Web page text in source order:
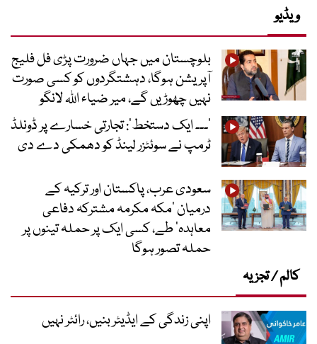
ویڈیو
بلوچستان میں جہاں ضرورت پڑی فل فلیج
آپریشن ہوگا، دہشتگردوں کو کسی صورت
نہیں چھوڑیں گے، میر ضیاء اللہ لانگو
’۔۔۔ ایک دستخط‘: تجارتی خسارے پر ڈونلڈ
ٹرمپ نے سوئٹزر لینڈ کو دھمکی دے دی
سعودی عرب، پاکستان اور ترکیہ کے
درمیان ’مکہ مکرمہ مشترکہ دفاعی
معاہدہ‘ طے، کسی ایک پر حملہ تینوں پر
حملہ تصور ہوگا
کالم / تجزیہ
اپنی زندگی کے ایڈیٹر بنیں، رائٹر نہیں